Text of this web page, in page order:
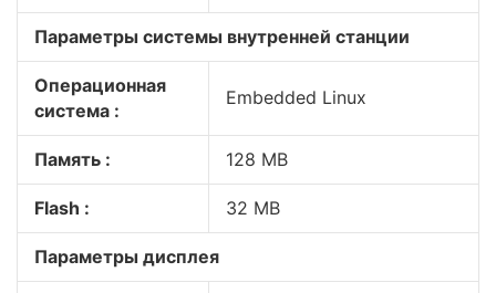
Параметры системы внутренней станции
Операционная
система :
Embedded Linux
Память : 128 MB
Flash : 32 MB
Параметры дисплея